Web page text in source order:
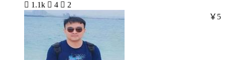
 1.1k  4  2
￥5